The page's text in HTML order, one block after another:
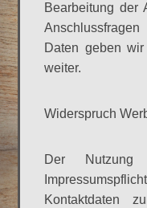
Bearbeitung der
Daten geben
weiter.
Widerspruch
Der
Kontaktdaten